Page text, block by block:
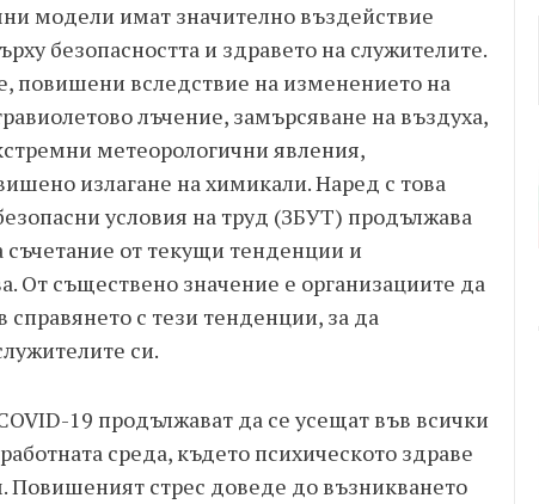
модели имат значително въздействие
безопасността и здравето на служителите.
повишени вследствие на изменението на
лъчение, замърсяване на въздуха,
метеорологични явления,
излагане на химикали. Наред с това
условия на труд (ЗБУТ) продължава
съчетание от текущи тенденции и
От съществено значение е организациите да
справянето с тези тенденции, за да
си.
19 продължават да се усещат във всички
среда, където психическото здраве
Повишеният стрес доведе до възникването